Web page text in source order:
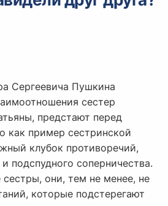
Сергеевича Пушкина
сестер
предстают перед
как пример сестринской
клубок противоречий,
подспудного соперничества.
они, тем не менее, не
которые подстерегают